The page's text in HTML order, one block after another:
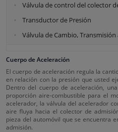
Válvula de control del colector
Transductor de Presión
Válvula de Cambio,
Cuerpo de Aceleración
El cuerpo de aceleración regula la
en relación con la presión que usted
Dentro del cuerpo de aceleración,
proporción aire-combustible para el
acelerador, la válvula del acelerador
aire fluya hacia el colector de
pieza del automóvil que se encuentra
admisión.